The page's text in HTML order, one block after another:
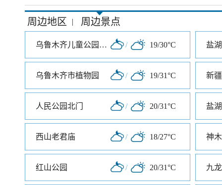
周边地区 | 周边景点
乌鲁木齐儿童公园北门 / 19/30°C 盐湖
乌鲁木齐市植物园 / 19/31°C 新
人民公园北门 / 20/31°C 盐
西山老君庙 / 18/27°C 神
红山公园 / 20/31°C 九